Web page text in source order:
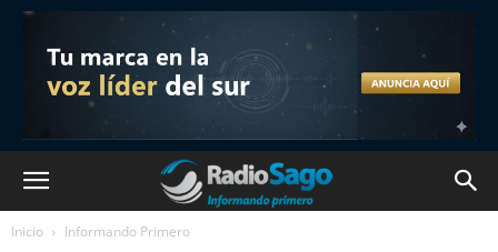
Inicio Informando Primero